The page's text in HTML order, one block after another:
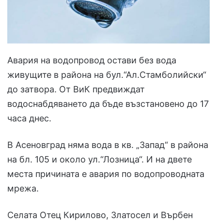
Авария на водопровод остави без вода
живущите в района на бул.“Ал.Стамболийски“
до затвора. От ВиК предвиждат
водоснабдяването да бъде възстановено до 17
часа днес.
В Асеновград няма вода в кв. „Запад“ в района
на бл. 105 и около ул.“Лозница“. И на двете
места причината е авария по водопроводната
мрежа.
Селата Отец Кирилово, Златосел и Върбен